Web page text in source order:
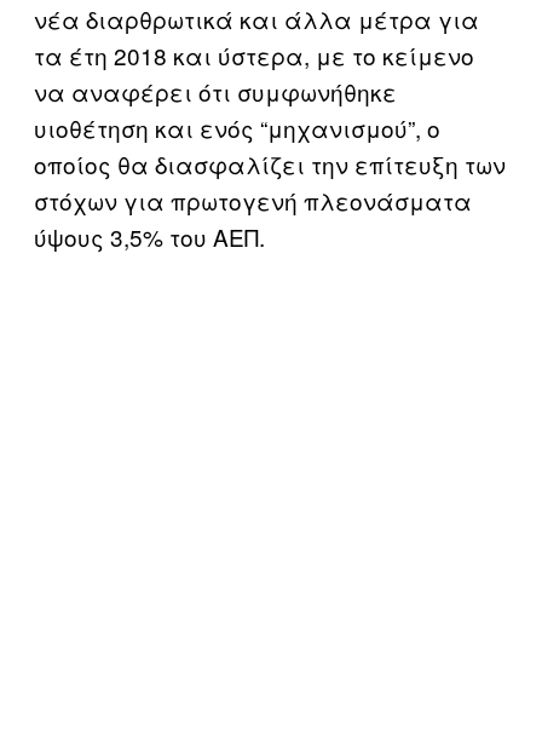
νέα διαρθρωτικά και άλλα μέτρα για
τα έτη 2018 και ύστερα, με το κείμενο
να αναφέρει ότι συμφωνήθηκε
υιοθέτηση και ενός “μηχανισμού”, ο
οποίος θα διασφαλίζει την επίτευξη των
στόχων για πρωτογενή πλεονάσματα
ύψους 3,5% του ΑΕΠ.